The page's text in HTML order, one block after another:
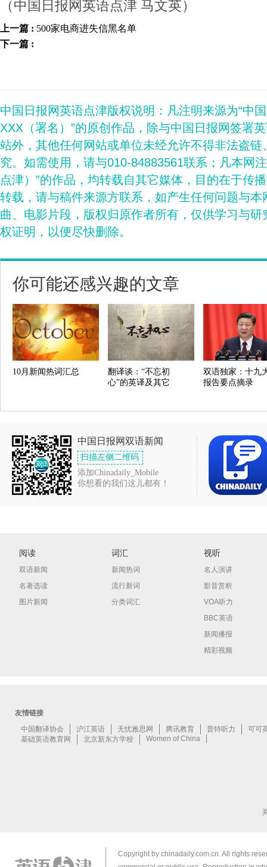
（中国日报网英语点津 马文英）
上一篇 : 500家电商进失信黑名单
下一篇 :
中国日报网英语点津版权说明：凡注明来源为“中
XXX（署名）”的原创作品，除与中国日报网签署
站外，其他任何网站或单位未经允许不得非法盗
究。如需使用，请与010-84883561联系；凡本网
点津）”的作品，均转载自其它媒体，目的在于传
转载，请与稿件来源方联系，如产生任何问题与
曲、电影片段，版权归原作者所有，仅供学习与
权证明，以便尽快删除。
你可能还感兴趣的文章
10月新闻热词汇总
翻译谈：“不忘初
心”的英译及其它
双语独家：十九
报告要点摘录
中国日报网双语新闻
扫描左侧二维码
添加Chinadaily_Mobile
你想看的我们这儿都有！
阅读
双语新闻
名著选读
图片新闻
词汇
新闻热词
流行新词
分类词汇
视听
名人演讲
影音赏析
VOA听力
BBC英语
新闻播报
精彩视频
Copyright by chinadaily.com.cn. All rights